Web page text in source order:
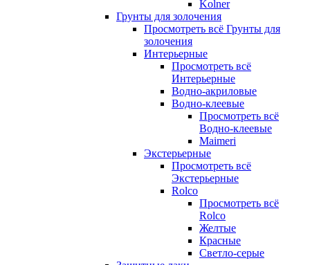
Kolner
Грунты для золочения
Просмотреть всё Грунты для
золочения
Интерьерные
Просмотреть всё
Интерьерные
Водно-акриловые
Водно-клеевые
Просмотреть всё
Водно-клеевые
Maimeri
Экстерьерные
Просмотреть всё
Экстерьерные
Rolco
Просмотреть всё
Rolco
Желтые
Красные
Светло-серые